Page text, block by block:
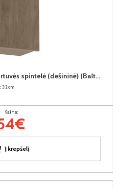
SORENTO G40(100)-P virtuvės spintelė (dešininė) (Baltic Storm/Baltic Storm)
32cm
Kaina:
Į krepšelį